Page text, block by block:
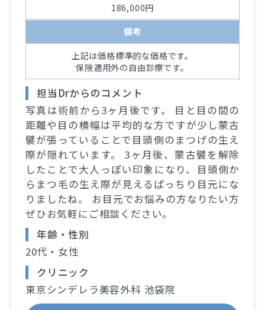
186,000円
備考
上記は価格標準的な価格です。
保険適用外の自由診療です。
担当Drからのコメント
写真は術前から3ヶ月後です。 目と目の間の
距離や目の横幅は平均的な方ですが少し蒙古
襞が張っていることで目頭側のまつげの生え
際が隠れています。 3ヶ月後、蒙古襞を解除
したことで大人っぽい印象になり、目頭側か
らまつ毛の生え際が見えるぱっちり目元にな
りましたね。 お目元でお悩みの方なりたい方
ぜひお気軽にご相談ください。
年齢・性別
20代・女性
クリニック
東京シンデレラ美容外科 池袋院